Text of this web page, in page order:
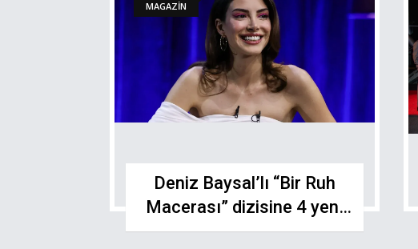
MAGAZİN
Deniz Baysal’lı “Bir Ruh
Macerası” dizisine 4 yeni
isim